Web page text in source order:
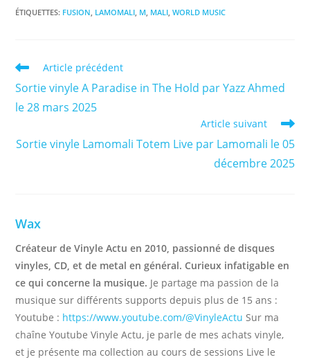
ÉTIQUETTES: FUSION, LAMOMALI, M, MALI, WORLD MUSIC
Read
articles
Article précédent
Sortie vinyle A Paradise in The Hold par Yazz Ahmed
le 28 mars 2025
Article suivant
Sortie vinyle Lamomali Totem Live par Lamomali le 05
décembre 2025
Wax
Créateur de Vinyle Actu en 2010, passionné de disques
vinyles, CD, et de metal en général. Curieux infatigable en
ce qui concerne la musique. Je partage ma passion de la
musique sur différents supports depuis plus de 15 ans :
Youtube : https://www.youtube.com/@VinyleActu Sur ma
chaîne Youtube Vinyle Actu, je parle de mes achats vinyle,
et je présente ma collection au cours de sessions Live le